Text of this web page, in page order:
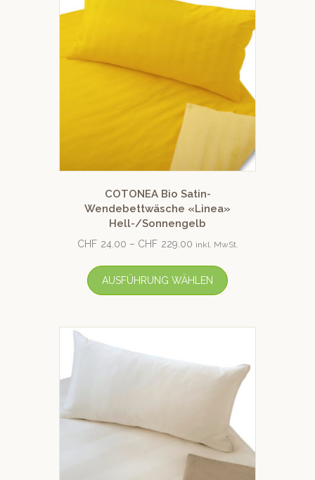
COTONEA Bio Satin-
Wendebettwäsche «Linea»
Hell-/Sonnengelb
CHF 24.00 – CHF 229.00 inkl. MwSt.
AUSFÜHRUNG WÄHLEN